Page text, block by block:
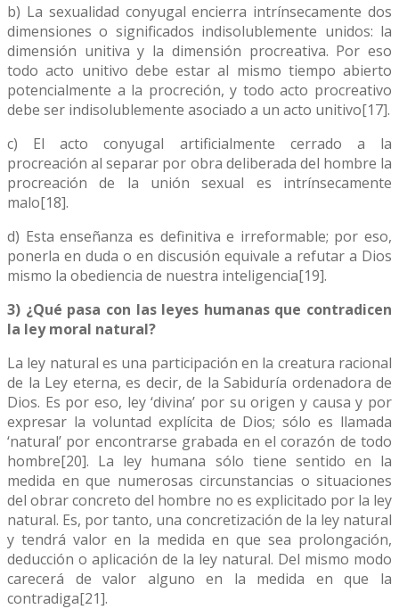
b) La sexualidad conyugal encierra intrínsecamente dos
dimensiones o significados indisolublemente unidos: la
dimensión unitiva y la dimensión procreativa. Por eso
todo acto unitivo debe estar al mismo tiempo abierto
potencialmente a la procreción, y todo acto procreativo
debe ser indisolublemente asociado a un acto unitivo[17].
c) El acto conyugal artificialmente cerrado a la
procreación al separar por obra deliberada del hombre la
procreación de la unión sexual es intrínsecamente
malo[18].
d) Esta enseñanza es definitiva e irreformable; por eso,
ponerla en duda o en discusión equivale a refutar a Dios
mismo la obediencia de nuestra inteligencia[19].
3) ¿Qué pasa con las leyes humanas que contradicen
la ley moral natural?
La ley natural es una participación en la creatura racional
de la Ley eterna, es decir, de la Sabiduría ordenadora de
Dios. Es por eso, ley ‘divina’ por su origen y causa y por
expresar la voluntad explícita de Dios; sólo es llamada
‘natural’ por encontrarse grabada en el corazón de todo
hombre[20]. La ley humana sólo tiene sentido en la
medida en que numerosas circunstancias o situaciones
del obrar concreto del hombre no es explicitado por la ley
natural. Es, por tanto, una concretización de la ley natural
y tendrá valor en la medida en que sea prolongación,
deducción o aplicación de la ley natural. Del mismo modo
carecerá de valor alguno en la medida en que la
contradiga[21].